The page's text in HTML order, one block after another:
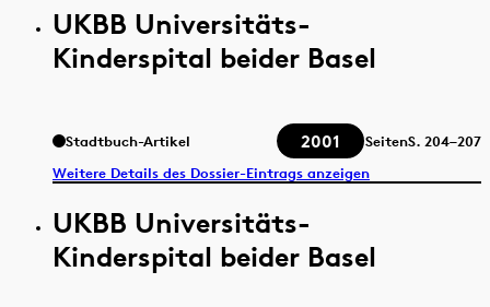
UKBB Universitäts-
Kinderspital beider Basel
Stadtbuch-Artikel 2001 SeitenS. 204–207
Weitere Details des Dossier-Eintrags anzeigen
UKBB Universitäts-
Kinderspital beider Basel